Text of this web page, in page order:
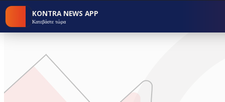
KONTRA NEWS APP
Κατεβάστε τώρα